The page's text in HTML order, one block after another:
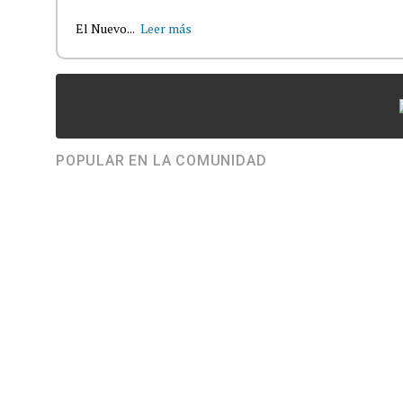
El Nuevo... Leer más
POPULAR EN LA COMUNIDAD